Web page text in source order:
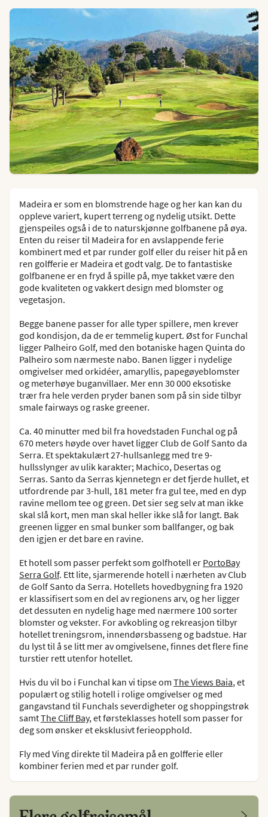
Madeira er som en blomstrende hage og her kan kan du
oppleve variert, kupert terreng og nydelig utsikt. Dette
gjenspeiles også i de to naturskjønne golfbanene på øya.
Enten du reiser til Madeira for en avslappende ferie
kombinert med et par runder golf eller du reiser hit på en
ren golfferie er Madeira et godt valg. De to fantastiske
golfbanene er en fryd å spille på, mye takket være den
gode kvaliteten og vakkert design med blomster og
vegetasjon.
Begge banene passer for alle typer spillere, men krever
god kondisjon, da de er temmelig kupert. Øst for Funchal
ligger Palheiro Golf, med den botaniske hagen Quinta do
Palheiro som nærmeste nabo. Banen ligger i nydelige
omgivelser med orkidéer, amaryllis, papegøyeblomster
og meterhøye buganvillaer. Mer enn 30 000 eksotiske
trær fra hele verden pryder banen som på sin side tilbyr
smale fairways og raske greener.
Ca. 40 minutter med bil fra hovedstaden Funchal og på
670 meters høyde over havet ligger Club de Golf Santo da
Serra. Et spektakulært 27-hullsanlegg med tre 9-
hullsslynger av ulik karakter; Machico, Desertas og
Serras. Santo da Serras kjennetegn er det fjerde hullet, et
utfordrende par 3-hull, 181 meter fra gul tee, med en dyp
ravine mellom tee og green. Det sier seg selv at man ikke
skal slå kort, men man skal heller ikke slå for langt. Bak
greenen ligger en smal bunker som ballfanger, og bak
den igjen er det bare en ravine.
Et hotell som passer perfekt som golfhotell er PortoBay
Serra Golf. Ett lite, sjarmerende hotell i nærheten av Club
de Golf Santo da Serra. Hotellets hovedbygning fra 1920
er klassifisert som en del av regionens arv, og her ligger
det dessuten en nydelig hage med nærmere 100 sorter
blomster og vekster. For avkobling og rekreasjon tilbyr
hotellet treningsrom, innendørsbasseng og badstue. Har
du lyst til å se litt mer av omgivelsene, finnes det flere fine
turstier rett utenfor hotellet.
Hvis du vil bo i Funchal kan vi tipse om The Views Baia, et
populært og stilig hotell i rolige omgivelser og med
gangavstand til Funchals severdigheter og shoppingstrøk
samtThe Cliff Bay, et førsteklasses hotell som passer for
deg som ønsker et eksklusivt ferieopphold.
Fly med Ving direkte til Madeira på en golfferie eller
kombiner ferien med et par runder golf.